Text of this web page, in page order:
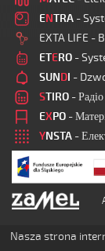
ENTRA -
EXTA LIFE -
ETERO -
SUNDI -
STIRO -
EXPO -
YNSTA -
Nasza strona